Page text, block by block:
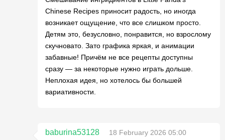
Chinese Recipes приносит радость, но иногда
возникает ощущение, что все слишком просто.
Детям это, безусловно, понравится, но взрослому
скучновато. Зато графика яркая, и анимации
забавные! Причём не все рецепты доступны
сразу — за некоторые нужно играть дольше.
Неплохая идея, но хотелось бы большей
вариативности.
baburina53128
18 February 2026 05:00